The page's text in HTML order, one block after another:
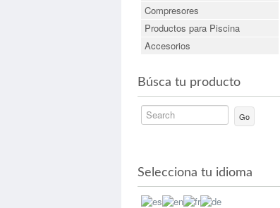
Compresores
Productos para Piscina
Accesorios
Búsca tu producto
Go
Selecciona tu idioma